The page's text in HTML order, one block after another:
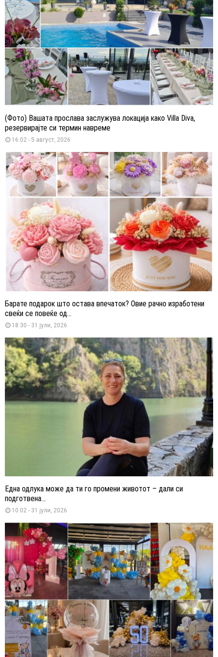
(Фото) Вашата прослава заслужува локација како Villa Diva,
резервирајте си термин навреме
16:02 - 5 август, 2026
Барате подарок што остава впечаток? Овие рачно изработени
свеќи се повеќе од...
18:30 - 31 јули, 2026
Една одлука може да ти го промени животот – дали си
подготвена...
10:02 - 31 јули, 2026